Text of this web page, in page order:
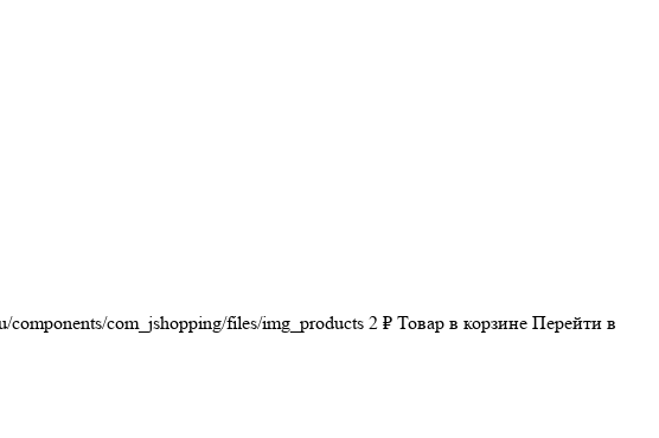
components/com_jshopping/files/img_products 2 ₽ Товар в корзине Перейти в